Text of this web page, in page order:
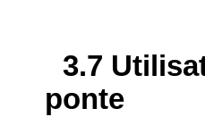
3.7
ponte